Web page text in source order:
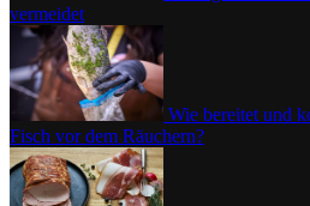
vermeidet
Wie bereitet und
Fisch vor dem Räuchern?